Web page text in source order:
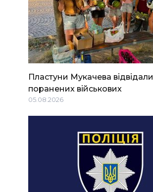
Пластуни Мукачева відвідали
поранених військових
05.08.2026